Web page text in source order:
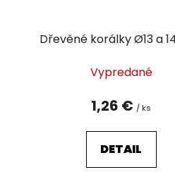
Dřevěné korálky Ø13 a
Vypredané
1,26 € / ks
DETAIL